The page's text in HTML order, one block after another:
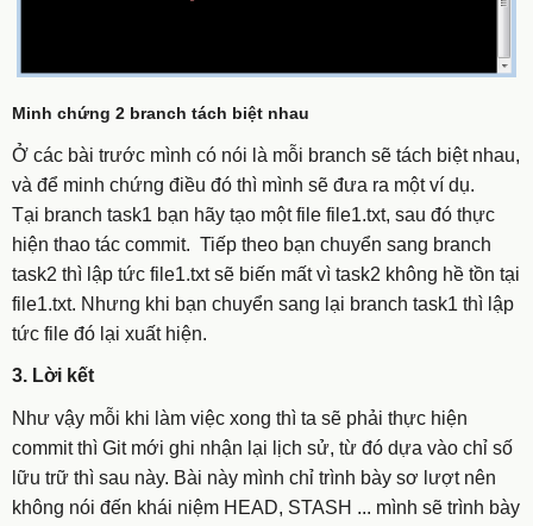
Minh chứng 2 branch tách biệt nhau
Ở các bài trước mình có nói là mỗi branch sẽ tách biệt nhau,
và để minh chứng điều đó thì mình sẽ đưa ra một ví dụ.
Tại branch task1 bạn hãy tạo một file file1.txt, sau đó thực
hiện thao tác commit. Tiếp theo bạn chuyển sang branch
task2 thì lập tức file1.txtsẽ biến mất vì task2 không hề tồn tại
file1.txt. Nhưng khi bạn chuyển sang lại branch task1 thì lập
tức file đó lại xuất hiện.
3. Lời kết
Như vậy mỗi khi làm việc xong thì ta sẽ phải thực hiện
commit thì Git mới ghi nhận lại lịch sử, từ đó dựa vào chỉ số
lữu trữ thì sau này. Bài này mình chỉ trình bày sơ lượt nên
không nói đến khái niệm HEAD, STASH ... mình sẽ trình bày